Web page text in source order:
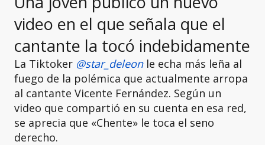
video en el que señala que el
cantante la tocó indebidamente
La Tiktoker @star_deleonle echa más leña al
fuego de la polémica que actualmente arropa
al cantante Vicente Fernández. Según un
video que compartió en su cuenta en esa red,
se aprecia que «Chente» le toca el seno
derecho.